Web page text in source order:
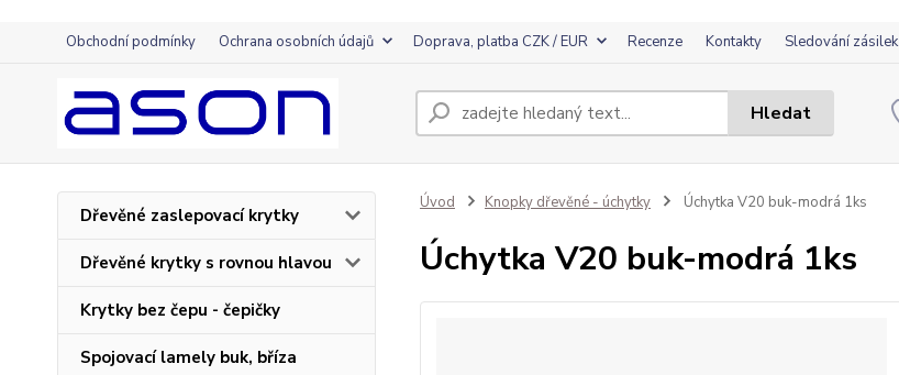
Obchodní podmínky Ochrana osobních údajů Doprava, platba CZK / EUR Recenze Kontakty Sledování zásilek
Hledat
Dřevěné zaslepovací krytky
Dřevěné krytky s rovnou hlavou
Krytky bez čepu - čepičky
Spojovací lamely buk, bříza
Úvod Knopky dřevěné - úchytky Úchytka V20 buk-modrá 1ks
Úchytka V20 buk-modrá 1ks